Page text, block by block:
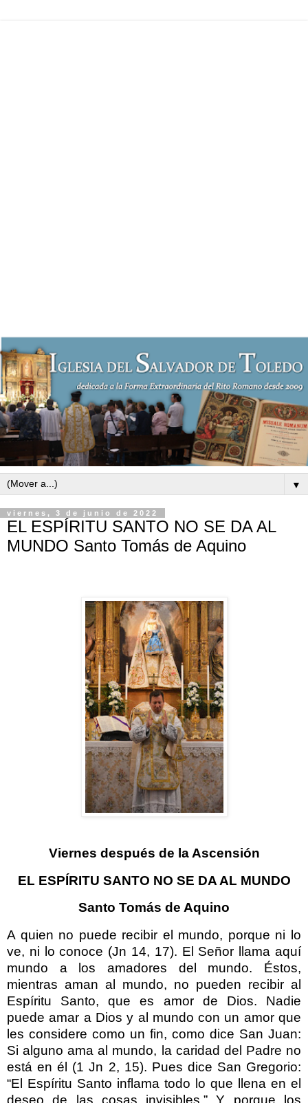
▼
viernes, 3 de junio de 2022
EL ESPÍRITU SANTO NO SE DA AL
MUNDO Santo Tomás de Aquino
Viernes después de la Ascensión
EL ESPÍRITU SANTO NO SE DA AL MUNDO
Santo Tomás de Aquino
A quien no puede recibir el mundo, porque ni lo
ve, ni lo conoce (Jn 14, 17). El Señor llama aquí
mundo a los amadores del mundo. Éstos,
mientras aman al mundo, no pueden recibir al
Espíritu Santo, que es amor de Dios. Nadie
puede amar a Dios y al mundo con un amor que
les considere como un fin, como dice San Juan:
Si alguno ama al mundo, la caridad del Padre no
está en él (1 Jn 2, 15). Pues dice San Gregorio:
“El Espíritu Santo inflama todo lo que llena en el
deseo de las cosas invisibles.” Y porque los